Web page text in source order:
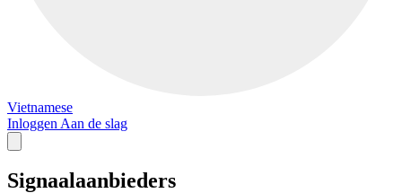
Vietnamese
Inloggen Aan de slag
Signaalaanbieders